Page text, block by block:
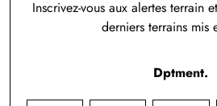
Inscrivez-vous aux alertes terrain
derniers terrains mis
Dptment.